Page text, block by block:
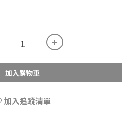
加入購物車
加入追蹤清單